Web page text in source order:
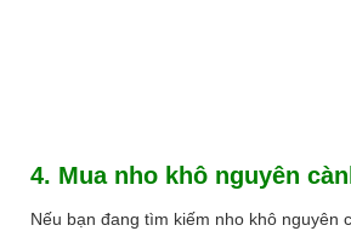
4. Mua nho khô nguyên
Nếu bạn đang tìm kiếm nho khô nguyên